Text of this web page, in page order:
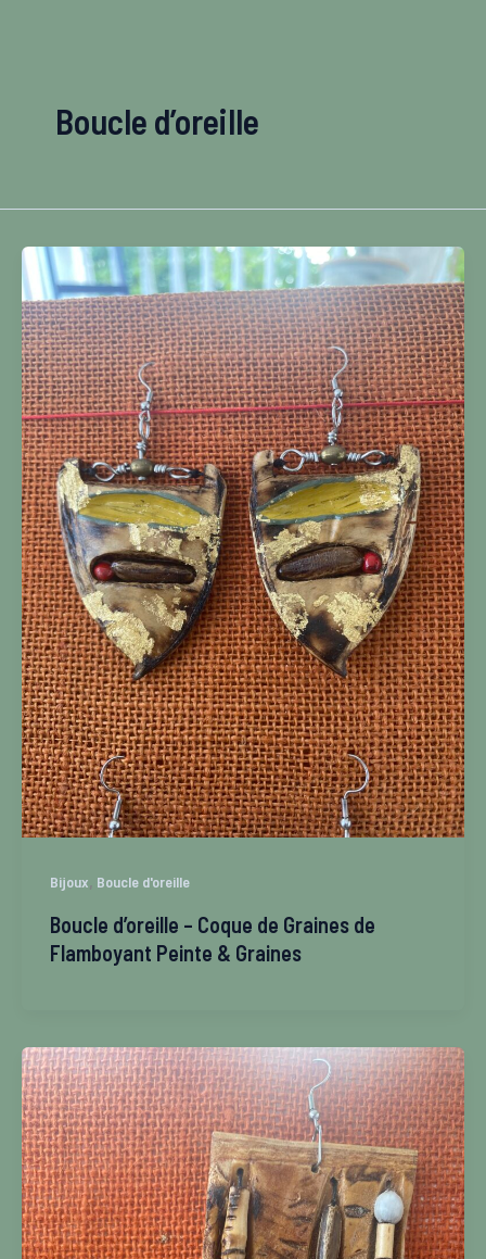
Boucle d’oreille
Bijoux, Boucle d'oreille
Boucle d’oreille – Coque de Graines de
Flamboyant Peinte & Graines